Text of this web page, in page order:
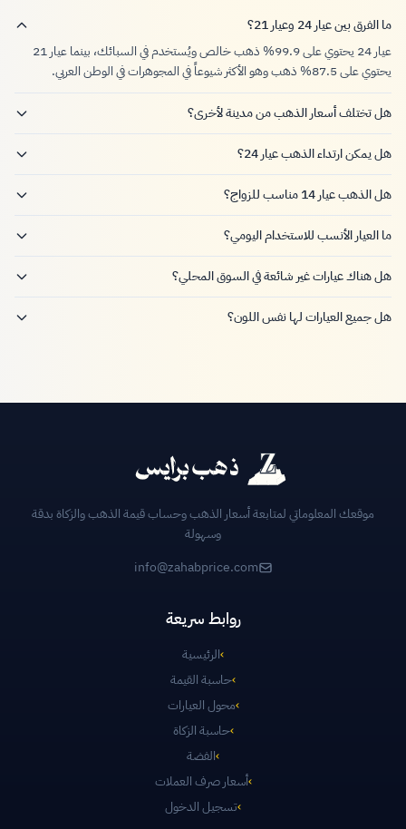
ما الفرق بين عيار 24 وعيار 21؟
عيار 24 يحتوي على 99.9% ذهب خالص ويُستخدم في السبائك، بينما عيار 21
يحتوي على 87.5% ذهب وهو الأكثر شيوعاً في المجوهرات في الوطن العربي.
هل تختلف أسعار الذهب من مدينة لأخرى؟
هل يمكن ارتداء الذهب عيار 24؟
هل الذهب عيار 14 مناسب للزواج؟
ما العيار الأنسب للاستخدام اليومي؟
هل هناك عيارات غير شائعة في السوق المحلي؟
هل جميع العيارات لها نفس اللون؟
موقعك المعلوماتي لمتابعة أسعار الذهب وحساب قيمة الذهب والزكاة بدقة
وسهولة
info@zahabprice.com
روابط سريعة
›الرئيسية
›حاسبة القيمة
›محول العيارات
›حاسبة الزكاة
›الفضة
›أسعار صرف العملات
›تسجيل الدخول